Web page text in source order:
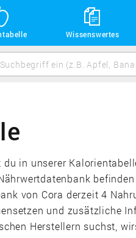
Wissenswertes
in unserer
von Cora derzeit 4
und zusätzliche
Herstellern suchst,